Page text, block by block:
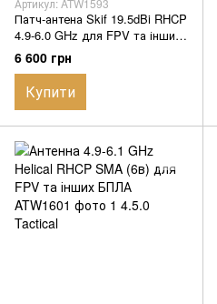
Патч-антена Skif 19.5dBi RHCP
4.9-6.0 GHz для FPV та інших
БПЛА
6 600 грн
Купити